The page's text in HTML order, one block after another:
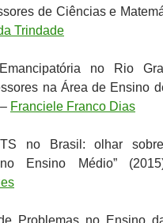
de Ciências e
Trindade
no Rio
na Área de Ensino
Franciele Franco Dias
no Brasil: olhar
no Ensino Médio”
Problemas no Ensino